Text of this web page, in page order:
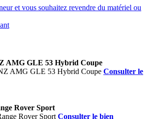
AMG GLE 53 Hybrid Coupe
Consulter le
Rover Sport
Consulter le bien